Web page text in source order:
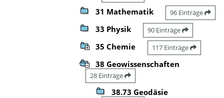
31 Mathematik 96 Einträge
33 Physik 90 Einträge
35 Chemie 117 Einträge
38 Geowissenschaften
28 Einträge
38.73 Geodäsie